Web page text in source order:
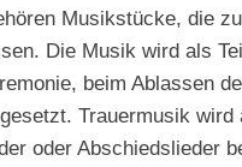
Musikstücke, die
Die Musik wird als
beim Ablassen
Trauermusik wird
oder Abschiedslieder